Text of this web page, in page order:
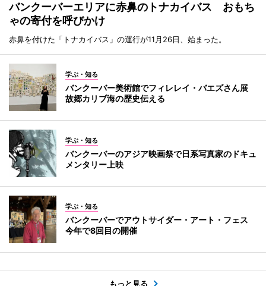
バンクーバーエリアに赤鼻のトナカイバス おもち
ゃの寄付を呼びかけ
赤鼻を付けた「トナカイバス」の運行が11月26日、始まった。
学ぶ・知る
バンクーバー美術館でフィレレイ・バエズさん展
故郷カリブ海の歴史伝える
学ぶ・知る
バンクーバーのアジア映画祭で日系写真家のドキュ
メンタリー上映
学ぶ・知る
バンクーバーでアウトサイダー・アート・フェス
今年で8回目の開催
もっと見る